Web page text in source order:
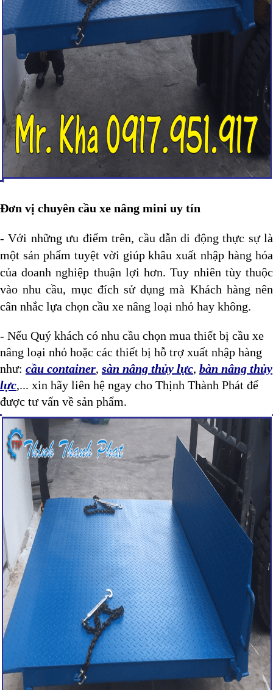
Đơn vị chuyên cầu xe nâng mini uy tín
- Với những ưu điểm trên, cầu dẫn di động thực sự là
một sản phẩm tuyệt vời giúp khâu xuất nhập hàng hóa
của doanh nghiệp thuận lợi hơn. Tuy nhiên tùy thuộc
vào nhu cầu, mục đích sử dụng mà Khách hàng nên
cân nhắc lựa chọn cầu xe nâng loại nhỏ hay không.
- Nếu Quý khách có nhu cầu chọn mua thiết bị cầu xe
nâng loại nhỏ hoặc các thiết bị hỗ trợ xuất nhập hàng
như: cầu container, sàn nâng thủy lực, bàn nâng thủy
lực,... xin hãy liên hệ ngay cho Thịnh Thành Phát để
được tư vấn về sản phẩm.